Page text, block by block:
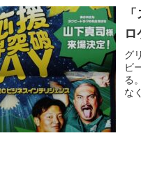
ロ
グ
ビ
る
な